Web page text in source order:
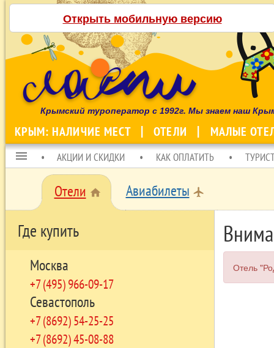
Открыть мобильную версию
Крымский туроператор с 1992г. Мы знаем наш
КРЫМ: НАЛИЧИЕ МЕСТ ОТЕЛИ МАЛЫЕ
menu АКЦИИ И СКИДКИ КАК ОПЛАТИТЬ
Отели home Авиабилеты local_airport
Где купить
Москва
+7 (495) 966-09-17
Севастополь
+7 (8692) 54-25-25
+7 (8692) 45-08-88
Отель